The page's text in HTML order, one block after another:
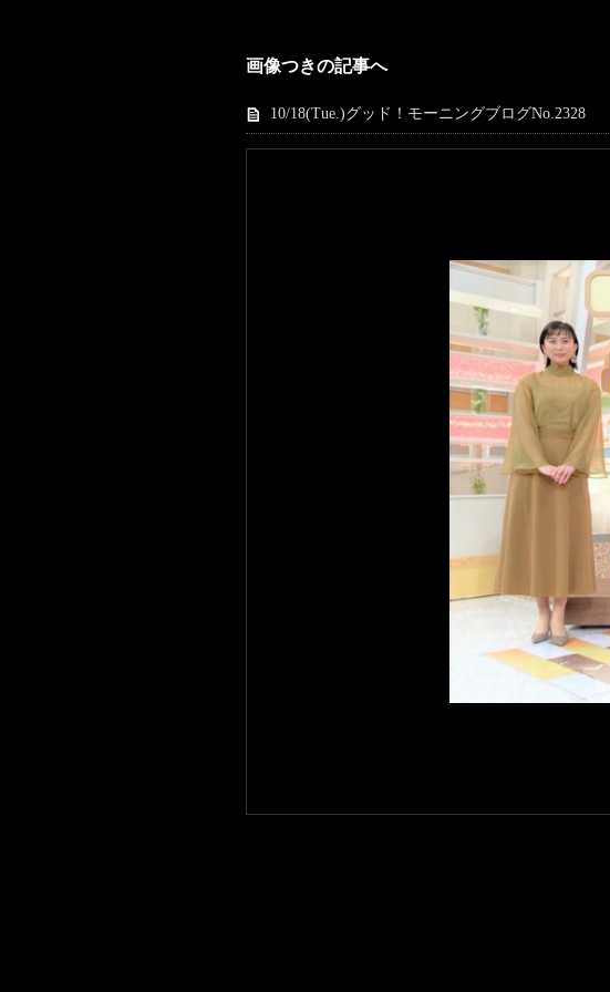
画像つきの記事へ
10/18(Tue.)グッド！モーニングブログNo.2328